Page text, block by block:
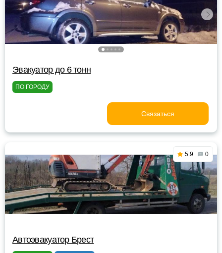
Эвакуатор до 6 тонн
ПО ГОРОДУ
Связаться
5.9 0
Автоэвакуатор Брест